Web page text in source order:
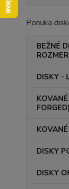
Ponuka
BEŽNÉ
DISKY -
FORGED)
DISKY
DISKY